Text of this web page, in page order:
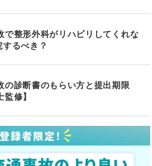
で整形外科がリハビリしてくれな
るべき？
の診断書のもらい方と提出期限
監修】